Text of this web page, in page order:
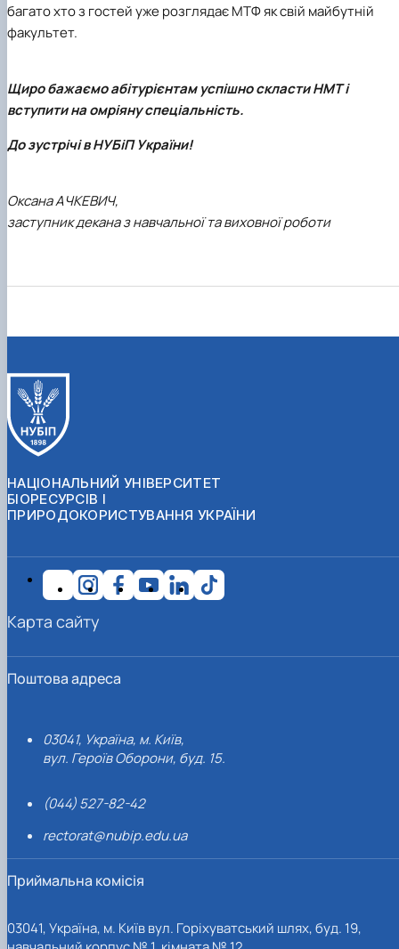
багато хто з гостей уже розглядає МТФ як свій майбутній
факультет.
Щиро бажаємо абітурієнтам успішно скласти НМТ і
вступити на омріяну спеціальність.
До зустрічі в НУБіП України!
Оксана АЧКЕВИЧ,
заступник декана з навчальної та виховної роботи
НАЦІОНАЛЬНИЙ УНІВЕРСИТЕТ
БІОРЕСУРСІВ І
ПРИРОДОКОРИСТУВАННЯ УКРАЇНИ
Поштова адреса
03041, Україна, м. Київ,
вул. Героїв Оборони, буд. 15.
(044) 527-82-42
rectorat@nubip.edu.ua
Приймальна комісія
03041, Україна, м. Київ вул. Горіхуватський шлях, буд. 19,
Карта сайту